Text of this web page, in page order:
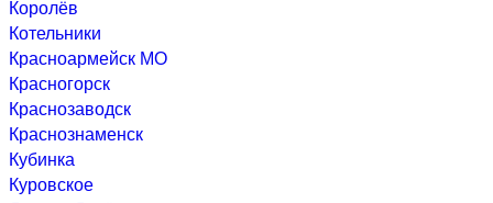
Королёв
Котельники
Красноармейск МО
Красногорск
Краснозаводск
Краснознаменск
Кубинка
Куровское